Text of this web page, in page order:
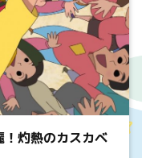
！灼熱のカスカベ